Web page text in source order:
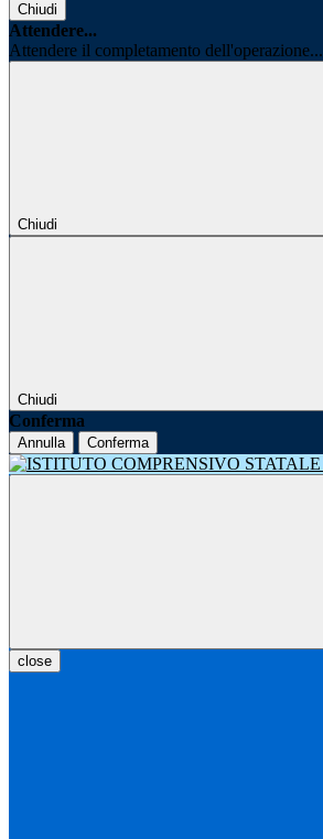
Chiudi
Attendere...
Attendere il completamento dell'operazione...
Chiudi
Chiudi
Conferma
Annulla Conferma
close